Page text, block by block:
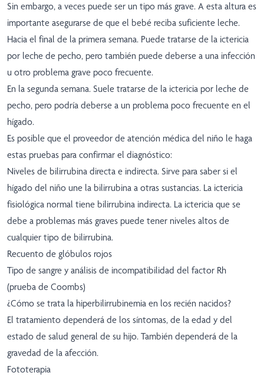
Sin embargo, a veces puede ser un tipo más grave. A esta altura es
importante asegurarse de que el bebé reciba suficiente leche.
Hacia el final de la primera semana. Puede tratarse de la ictericia
por leche de pecho, pero también puede deberse a una infección
u otro problema grave poco frecuente.
En la segunda semana. Suele tratarse de la ictericia por leche de
pecho, pero podría deberse a un problema poco frecuente en el
hígado.
Es posible que el proveedor de atención médica del niño le haga
estas pruebas para confirmar el diagnóstico:
Niveles de bilirrubina directa e indirecta. Sirve para saber si el
hígado del niño une la bilirrubina a otras sustancias. La ictericia
fisiológica normal tiene bilirrubina indirecta. La ictericia que se
debe a problemas más graves puede tener niveles altos de
cualquier tipo de bilirrubina.
Recuento de glóbulos rojos
Tipo de sangre y análisis de incompatibilidad del factor Rh
(prueba de Coombs)
¿Cómo se trata la hiperbilirrubinemia en los recién nacidos?
El tratamiento dependerá de los síntomas, de la edad y del
estado de salud general de su hijo. También dependerá de la
gravedad de la afección.
Fototerapia